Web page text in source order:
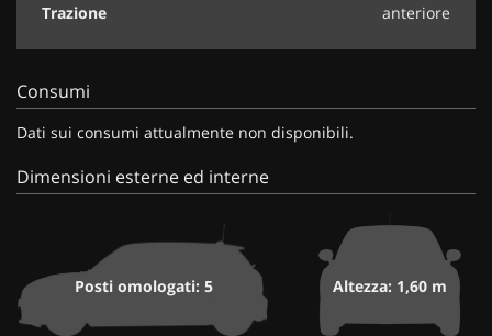
Trazione
anteriore
Consumi
Dati sui consumi attualmente non disponibili.
Dimensioni esterne ed interne
Posti omologati: 5 Altezza: 1,60 m